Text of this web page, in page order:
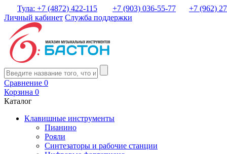
Тула: +7 (4872) 422-115 +7 (903) 036-55-77
+7 (962)
Личный кабинет Служба поддержки
Сравнение 0
Корзина 0
Каталог
Клавишные инструменты
Пианино
Рояли
Синтезаторы и рабочие станции